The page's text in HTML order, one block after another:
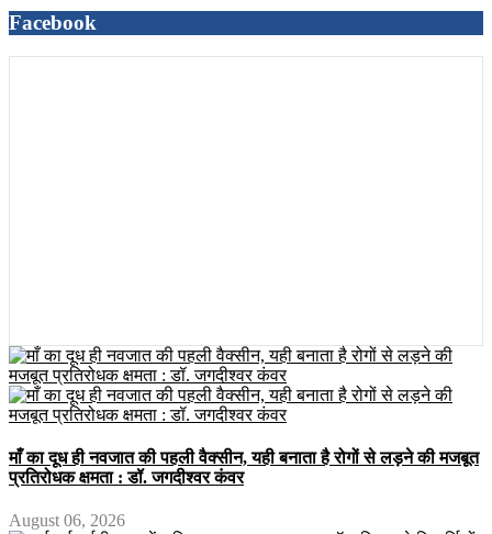
Facebook
माँ का दूध ही नवजात की पहली वैक्सीन, यही बनाता है रोगों से लड़ने की मजबूत
प्रतिरोधक क्षमता : डॉ. जगदीश्वर कंवर
August 06, 2026